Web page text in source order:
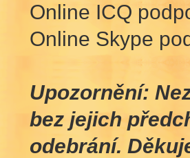
Online ICQ
Online Skype
Upozornění:
bez jejich
odebrání.